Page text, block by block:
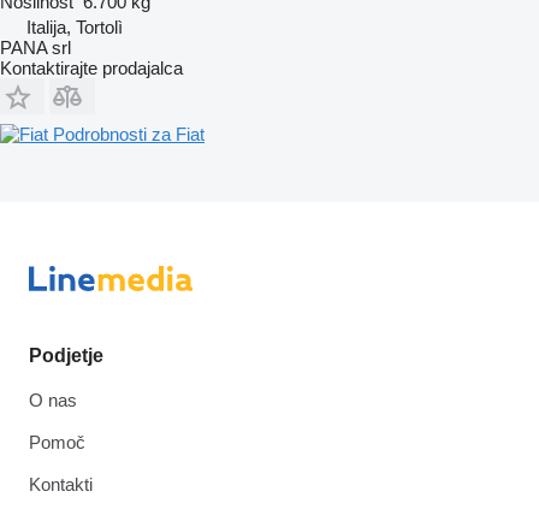
Italija, Tortolì
PANA srl
Kontaktirajte prodajalca
Podrobnosti za Fiat
Podjetje
O nas
Pomoč
Kontakti